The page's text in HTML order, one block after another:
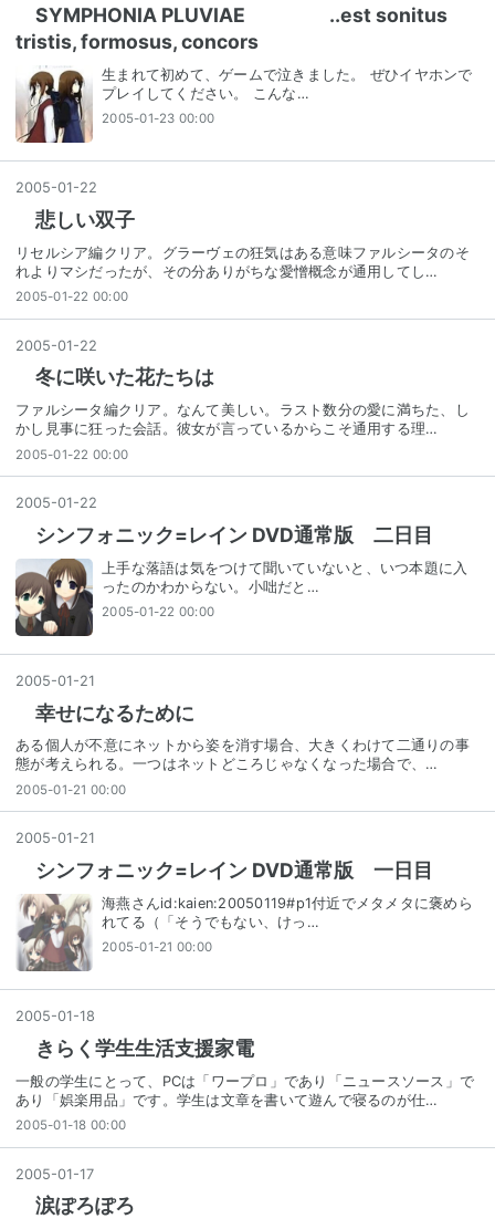
SYMPHONIA PLUVIAE ..est sonitus
tristis, formosus, concors
生まれて初めて、ゲームで泣きました。 ぜひイヤホンで
プレイしてください。 こんな…
2005-01-23 00:00
2005-01 -22
悲しい双子
リセルシア編クリア。グラーヴェの狂気はある意味ファルシータのそ
れよりマシだったが、その分ありがちな愛憎概念が通用してし…
2005-01-22 00:00
2005-01-22
冬に咲いた花たちは
ファルシータ編クリア。なんて美しい。ラスト数分の愛に満ちた、し
かし見事に狂った会話。彼女が言っているからこそ通用する理…
2005-01-22 00:00
2005-01 -22
シンフォニック=レイン DVD通常版 二日目
上手な落語は気をつけて聞いていないと、いつ本題に入
ったのかわからない。小咄だと…
2005-01-22 00:00
2005-01 -21
幸せになるために
ある個人が不意にネットから姿を消す場合、大きくわけて二通りの事
態が考えられる。一つはネットどころじゃなくなった場合で、…
2005-01-21 00:00
2005-01 -21
シンフォニック=レイン DVD通常版 一日目
海燕さんid:kaien:20050119#p1付近でメタメタに褒めら
れてる（「そうでもない、けっ…
2005-01-21 00:00
2005-01 -18
きらく学生生活支援家電
一般の学生にとって、PCは「ワープロ」であり「ニュースソース」で
あり「娯楽用品」です。学生は文章を書いて遊んで寝るのが仕…
2005-01-18 00:00
2005-01-17
涙ぽろぽろ